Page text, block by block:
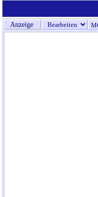
Anzeige